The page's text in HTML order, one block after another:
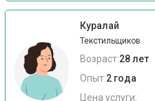
Куралай
Текстильщиков
Возраст:28 лет
Опыт:2 года
Цена услуги: